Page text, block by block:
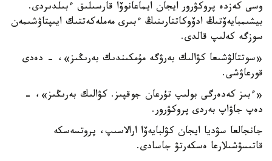
وسى كەزدە پروكۋرور ايجان ايماعانوۆا قارسىلىق ءبىلدىردى.
بيشىمبايەۆتىڭ ادۆوكاتتارىنىڭ ءبىرى مەملەكەتتىك ايىپتاۋشىمەن
سوزگە كەلىپ قالدى.
«سوتتالۋشىعا كۋالىك بەرۋگە مۇمكىندىك بەرىڭىز»، - دەدى
قورعاۋشى.
«ءبىز كەدەرگى بولىپ تۇرعان جوقپىز. كۋالىك بەرىڭىز»، -
دەپ جاۋاپ بەردى پروكۋرور.
جانجالعا سۋديا ايجان كۋلبايەۆا ارالاسىپ، پروتسەسكە
قاتىسۋشىلارعا ەسكەرتۋ جاسادى.